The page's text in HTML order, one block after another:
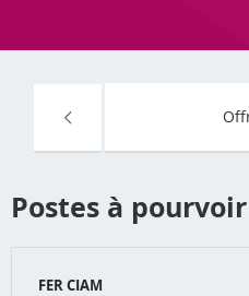
Postes à
FER CIAM